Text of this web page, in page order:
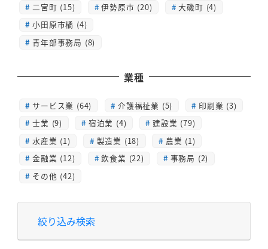
二宮町 (15)
伊勢原市 (20)
大磯町 (4)
小田原市橘 (4)
青年部事務局 (8)
業種
サービス業 (64) 介護福祉業 (5)
印刷業 (3)
士業 (9)
宿泊業 (4)
建設業 (79)
水産業 (1)
製造業 (18)
農業 (1)
金融業 (12)
飲食業 (22)
事務局 (2)
その他 (42)
絞り込み検索